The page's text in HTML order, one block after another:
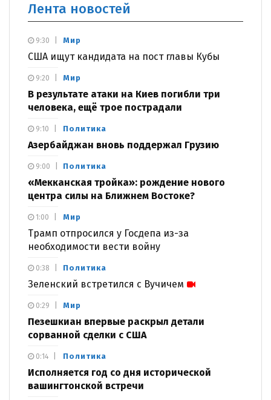
Лента новостей
Мир
США ищут кандидата на пост главы Кубы
9:30
Мир
В результате атаки на Киев погибли три
человека, ещё трое пострадали
9:20
Политика
Азербайджан вновь поддержал Грузию
9:10
Политика
«Мекканская тройка»: рождение нового
центра силы на Ближнем Востоке?
9:00
Мир
Трамп отпросился у Госдепа из-за
необходимости вести войну
1:00
Политика
Зеленский встретился с Вучичем
0:38
Мир
Пезешкиан впервые раскрыл детали
сорванной сделки с США
0:29
Политика
Исполняется год со дня исторической
вашингтонской встречи
0:14